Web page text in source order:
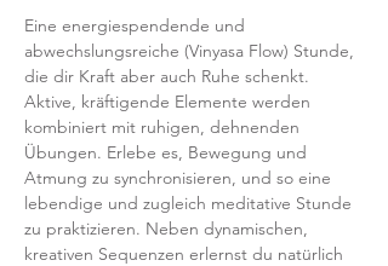
Eine energiespendende und
abwechslungsreiche (Vinyasa Flow) Stunde,
die dir Kraft aber auch Ruhe schenkt.
Aktive, kräftigende Elemente werden
kombiniert mit ruhigen, dehnenden
Übungen. Erlebe es, Bewegung und
Atmung zu synchronisieren, und so eine
lebendige und zugleich meditative Stunde
zu praktizieren. Neben dynamischen,
kreativen Sequenzen erlernst du natürlich